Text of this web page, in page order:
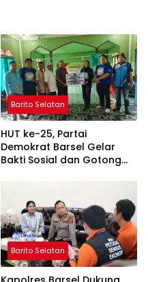
Barito Selatan
HUT ke-25, Partai
Demokrat Barsel Gelar
Bakti Sosial dan Gotong
Ashfiya
Barito Selatan